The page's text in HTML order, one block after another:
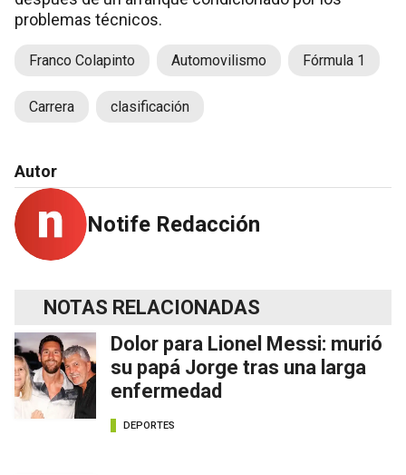
problemas técnicos.
Franco Colapinto Automovilismo Fórmula 1
Carrera clasificación
Autor
Notife Redacción
NOTAS RELACIONADAS
Dolor para Lionel Messi: murió
su papá Jorge tras una larga
enfermedad
DEPORTES